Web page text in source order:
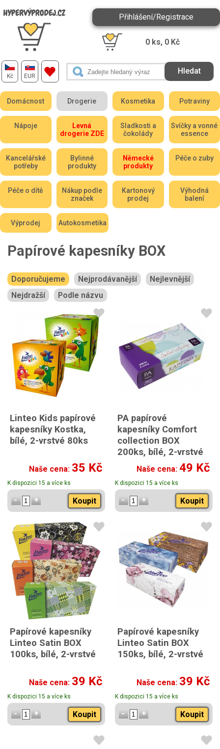
Kč EUR
Přihlášení/Registrace
0 ks, 0 Kč
Domácnost Drogerie Kosmetika Potraviny
Nápoje
Levná
drogerie ZDE
Sladkosti a
čokolády
Svíčky a vonné
essence
Kancelářské
potřeby
Bylinné
produkty
Německé
produkty
Péče o zuby
Péče o dítě
Nákup podle
značek
Kartonový
prodej
Výhodná
balení
Výprodej Autokosmetika
Papírové kapesníky BOX
Doporučujeme Nejprodávanější
Nejlevnější
Nejdražší
Podle názvu
Linteo Kids papírové
kapesníky Kostka,
bílé, 2-vrstvé 80ks
Naše cena: 35 Kč
K dispozici 15 a více ks
Koupit
PA papírové
kapesníky Comfort
collection BOX
200ks, bílé, 2-vrstvé
Naše cena: 49 Kč
K dispozici 15 a více ks
Koupit
Papírové kapesníky
Linteo Satin BOX
100ks, bílé, 2-vrstvé
Naše cena: 39 Kč
K dispozici 15 a více ks
Koupit
Papírové kapesníky
Linteo Satin BOX
150ks, bílé, 2-vrstvé
Naše cena: 39 Kč
K dispozici 15 a více ks
Koupit